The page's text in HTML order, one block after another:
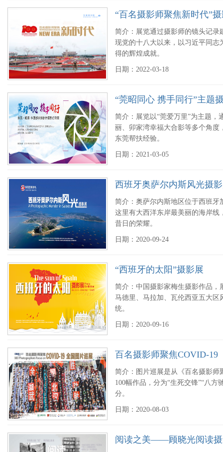
“百名摄影师聚焦新时代”
简介：展览通过摄影师的镜头记
现党的十八大以来，以习近平同
得的辉煌成就。
日期：2022-03-18
“莞昭同心 携手同行”主题
简介：展览以“莞爱万里”为主题
丽、卯家湾幸福大合影等多个角
东莞帮扶经验。
日期：2021-03-05
西班牙奥萨尔内斯风光摄
简介：奥萨尔内斯地区位于西班
这里有大西洋东岸最美丽的海岸
昔日的荣耀。
日期：2020-09-24
“西班牙的太阳”摄影展
简介：中国摄影家梅生摄影作品
马德里、马拉加、瓦伦西亚五大
统。
日期：2020-09-16
百名摄影师聚焦COVID-19
简介：图片巡展是从《百名摄影师
100幅作品，分为“生死交锋”“八方
分。
日期：2020-08-03
阅读之美——顾晓光阅读